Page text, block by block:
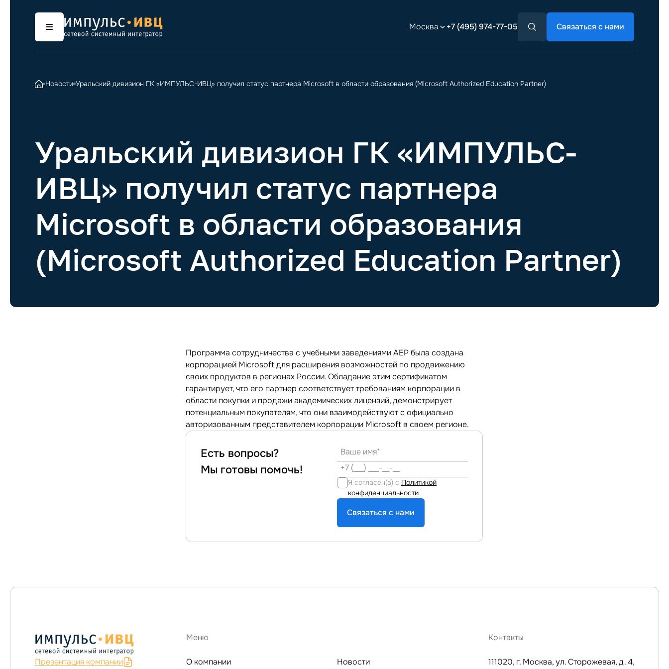
Москва +7 (495) 974-77-05 Связаться с нами
Новости Уральский дивизион ГК «ИМПУЛЬС-ИВЦ» получил статус партнера Microsoft в области образования (Microsoft Authorized Education Partner)
Уральский дивизион ГК «ИМПУЛЬС-
ИВЦ» получил статус партнера
Microsoft в области образования
(Microsoft Authorized Education Partner)
Программа сотрудничества с учебными заведениями АЕР была создана
корпорацией Microsoft для расширения возможностей по продвижению
своих продуктов в регионах России. Обладание этим сертификатом
гарантирует, что его партнер соответствует требованиям корпорации в
области покупки и продажи академических лицензий, демонстрирует
потенциальным покупателям, что они взаимодействуют с официально
авторизованным представителем корпорации Microsoft в своем регионе.
Есть вопросы?
Мы готовы помочь!
Я согласен(а) с Политикой
конфиденциальности
Связаться с нами
Презентация компании
Меню
О компании Новости
Контакты
111020, г. Москва, ул. Сторожевая, д. 4,